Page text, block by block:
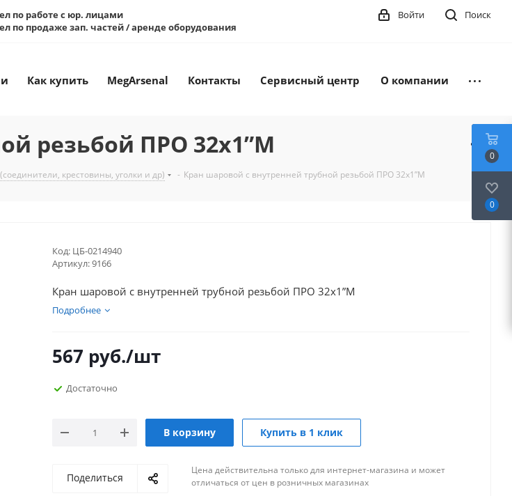
по работе с юр. лицами
по продаже зап. частей / аренде оборудования
Поиск
Войти
Как купить MegArsenal Контакты Сервисный центр О компании
резьбой ПРО 32x1”М
крестовины, уголки и др) - Кран шаровой с внутренней трубной резьбой ПРО 32x1”М
Код: ЦБ-0214940
Артикул:9166
Кран шаровой с внутренней трубной резьбой ПРО 32x1”М
Подробнее
567 руб./шт
Достаточно
В корзину Купить в 1 клик
Поделиться
Цена действительна только для интернет-магазина и может
отличаться от цен в розничных магазинах
0
0